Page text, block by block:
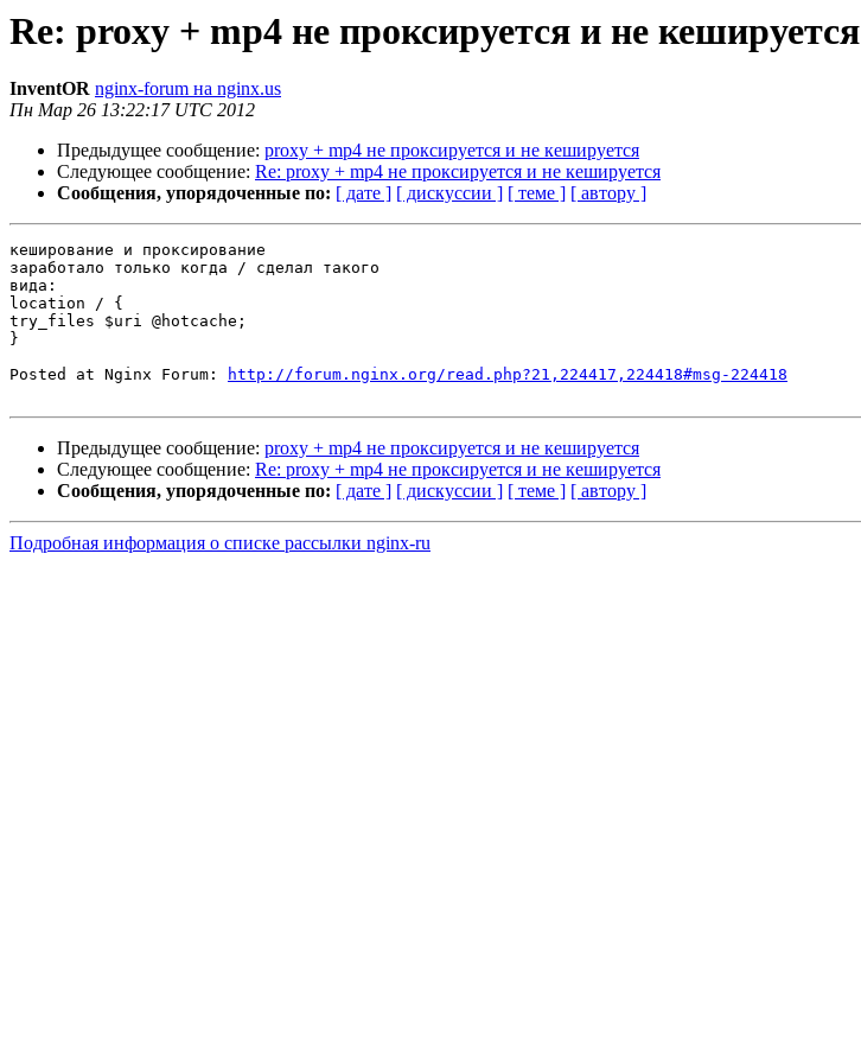
Re: proxy + mp4 не проксируется и не кешируется
InventOR nginx-forum на nginx.us
Пн Мар 26 13:22:17 UTC 2012
Предыдущее сообщение: proxy + mp4 не проксируется и не кешируется
Следующее сообщение: Re: proxy + mp4 не проксируется и не кешируется
Сообщения, упорядоченные по: [ дате ] [ дискуссии ] [ теме ] [ автору ]
кеширование и проксирование
заработало только когда / сделал такого
вида:
location / {
try_files $uri @hotcache;
}
Posted at Nginx Forum:
http://forum.nginx.org/read.php?21,224417,224418#msg-224418
Предыдущее сообщение: proxy + mp4 не проксируется и не кешируется
Следующее сообщение: Re: proxy + mp4 не проксируется и не кешируется
Сообщения, упорядоченные по: [ дате ] [ дискуссии ] [ теме ] [ автору ]
Подробная информация о списке рассылки nginx-ru